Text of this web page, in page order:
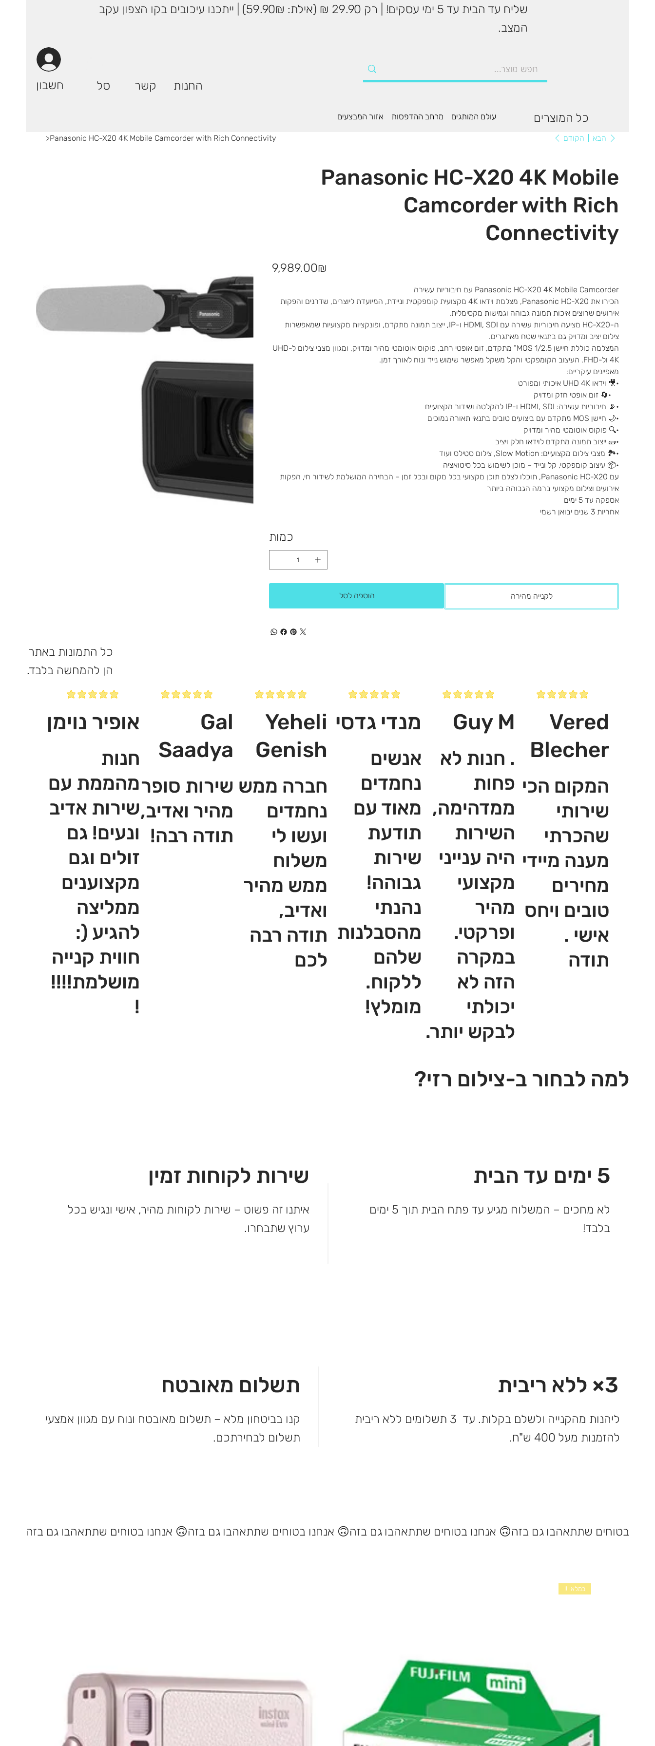
שליח עד הבית עד 5 ימי עסקים! | רק 29.90 ₪ (אילת: 59.90₪) | ייתכנו עיכובים בקו הצפון עקב
המצב.
חשבון סל קשר החנות
עולם המותגים מרחב ההדפסות אזור המבצעים כל המוצרים
>Panasonic HC-X20 4K Mobile Camcorder with Rich Connectivity הקודם הבא
Panasonic HC-X20 4K Mobile
Camcorder with Rich
Connectivity
‏9,989.00 ‏₪
Panasonic HC-X20 4K Mobile Camcorder עם חיבוריות עשירה
הכירו את ‏Panasonic HC-X20, מצלמת וידאו 4K מקצועית קומפקטית וניידת, המיועדת ליוצרים, שדרנים והפקות
אירועים שרוצים איכות תמונה גבוהה וגמישות מקסימלית.
ה-HC-X20 מציעה חיבוריות עשירה עם HDMI, SDI ו-IP, ייצוב תמונה מתקדם, ופונקציות מקצועיות שמאפשרות
צילום יציב ומדויק גם בתנאי שטח מאתגרים.
המצלמה כוללת חיישן MOS 1/2.5” מתקדם, זום אופטי רחב, פוקוס אוטומטי מהיר ומדויק, ומגוון מצבי צילום ל-UHD
4K ול-FHD. העיצוב הקומפקטי והקל משקל מאפשר שימוש נייד ונוח לאורך זמן.
מאפיינים עיקריים:
•🎥 ‏וידאו UHD 4K איכותי ומפורט
•🔄 ‏זום אופטי חזק ומדויק
•📡 ‏חיבוריות עשירה: HDMI, SDI ו-IP להקלטה ושידור מקצועיים
•🌙 ‏חיישן MOS מתקדם עם ביצועים טובים בתנאי תאורה נמוכים
•🔍 ‏פוקוס אוטומטי מהיר ומדויק
•🧱 ‏ייצוב תמונה מתקדם לוידאו חלק ויציב
•🏞️ ‏מצבי צילום מקצועיים: Slow Motion, צילום סטילס ועוד
•📦 ‏עיצוב קומפקטי, קל ונייד – מוכן לשימוש בכל סיטואציה
עם Panasonic HC-X20, תוכלו לצלם תוכן מקצועי בכל מקום ובכל זמן – הבחירה המושלמת לשידור חי, הפקות
אירועים וצילום מקצועי ברמה הגבוהה ביותר
אספקה עד 5 ימים
אחריות 3 שנים יבואן רשמי
כמות
הוספה לסל לקנייה מהירה
כל התמונות באתר
הן להמחשה בלבד.
אופיר נוימן
חנות
מהממת עם
שירות אדיב
ונעים! גם
זולים וגם
מקצוענים
ממליצה
להגיע (:
חווית קנייה
מושלמת!!!!
!‎
Gal
Saadya
שירות סופר
מהיר ואדיב,
תודה רבה!
Yeheli
Genish
חברה ממש
נחמדים
ועשו לי
משלוח
ממש מהיר
ואדיב,
תודה רבה
לכם
מנדי גדסי
אנשים
נחמדים
מאוד עם
תודעת
שירות
גבוהה!
נהנתי
מהסבלנות
שלהם
ללקוח.
מומלץ!
Guy M
. חנות לא
פחות
ממדהימה,
השירות
היה ענייני
מקצועי
מהיר
ופרקטי.
במקרה
הזה לא
יכולתי
לבקש יותר.
Vered
Blecher
המקום הכי
שירותי
שהכרתי
מענה מיידי
מחירים
טובים ויחס
אישי .
תודה
למה לבחור ב-צילום רזי?
שירות לקוחות זמין
איתנו זה פשוט – שירות לקוחות מהיר, אישי ונגיש בכל
ערוץ שתבחרו.
5 ימים עד הבית
לא מחכים – המשלוח מגיע עד פתח הבית תוך 5 ימים
בלבד!
תשלום מאובטח
קנו בביטחון מלא – תשלום מאובטח ונוח עם מגוון אמצעי
תשלום לבחירתכם.
3× ללא ריבית
ליהנות מהקנייה ולשלם בקלות. עד 3 תשלומים ללא ריבית
להזמנות מעל 400 ש"ח.
אנחנו בטוחים שתתאהבו גם בזה 🙃
במלאי !!